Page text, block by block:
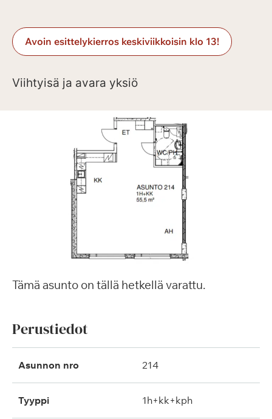
Avoin esittelykierros keskiviikkoisin klo 13!
Viihtyisä ja avara yksiö
Tämä asunto on tällä hetkellä varattu.
Perustiedot
Asunnon nro 214
Tyyppi 1h+kk+kph